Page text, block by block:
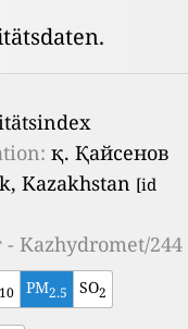
қ. Қайсенов
Kazakhstan [id
- Kazhydromet/244
10 PM2.5 SO2